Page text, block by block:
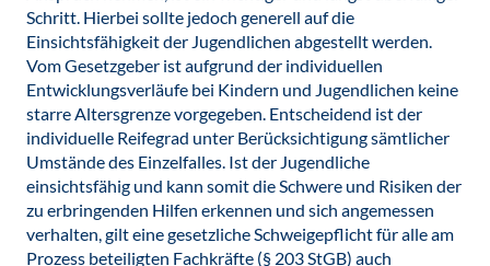
Schritt. Hierbei sollte jedoch generell auf die
Einsichtsfähigkeit der Jugendlichen abgestellt werden.
Vom Gesetzgeber ist aufgrund der individuellen
Entwicklungsverläufe bei Kindern und Jugendlichen keine
starre Altersgrenze vorgegeben. Entscheidend ist der
individuelle Reifegrad unter Berücksichtigung sämtlicher
Umstände des Einzelfalles. Ist der Jugendliche
einsichtsfähig und kann somit die Schwere und Risiken der
zu erbringenden Hilfen erkennen und sich angemessen
verhalten, gilt eine gesetzliche Schweigepflicht für alle am
Prozess beteiligten Fachkräfte (§ 203 StGB) auch